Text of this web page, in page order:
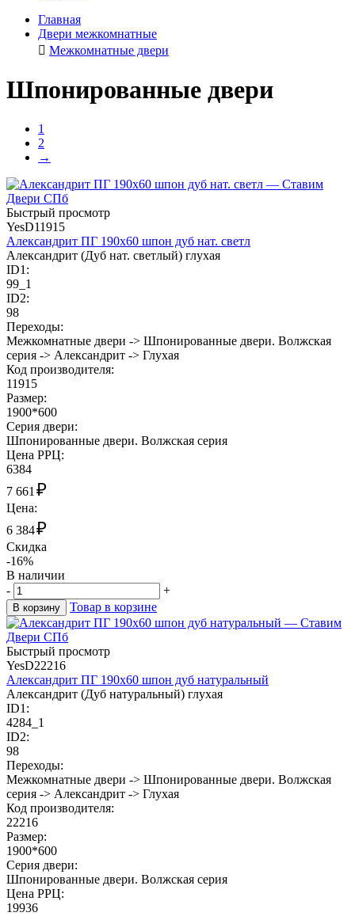
Главная
Двери межкомнатные
Межкомнатные двери
Шпонированные двери
1
2
→
Быстрый просмотр
YesD11915
Александрит ПГ 190х60 шпон дуб нат. светл
Александрит (Дуб нат. светлый) глухая
ID1:
99_1
ID2:
98
Переходы:
Межкомнатные двери -> Шпонированные двери. Волжская
серия -> Александрит -> Глухая
Код производителя:
11915
Размер:
1900*600
Cерия двери:
Шпонированные двери. Волжская серия
Цена РРЦ:
6384
7 661₽
Цена:
6 384₽
Скидка
-16%
В наличии
-
+
В корзину Товар в корзине
Быстрый просмотр
YesD22216
Александрит ПГ 190х60 шпон дуб натуральный
Александрит (Дуб натуральный) глухая
ID1:
4284_1
ID2:
98
Переходы:
Межкомнатные двери -> Шпонированные двери. Волжская
серия -> Александрит -> Глухая
Код производителя:
22216
Размер:
1900*600
Cерия двери:
Шпонированные двери. Волжская серия
Цена РРЦ:
19936